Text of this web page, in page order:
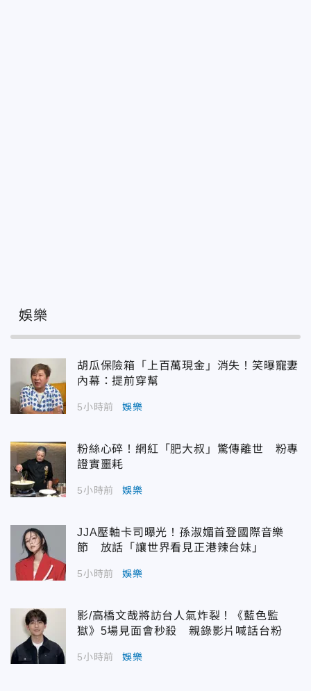
娛樂
胡瓜保險箱「上百萬現金」消失！笑曝寵妻
內幕：提前穿幫
5小時前 娛樂
粉絲心碎！網紅「肥大叔」驚傳離世 粉專
證實噩耗
5小時前 娛樂
JJA壓軸卡司曝光！孫淑媚首登國際音樂
節 放話「讓世界看見正港辣台妹」
5小時前 娛樂
影/高橋文哉將訪台人氣炸裂！《藍色監
獄》5場見面會秒殺 親錄影片喊話台粉
5小時前 娛樂